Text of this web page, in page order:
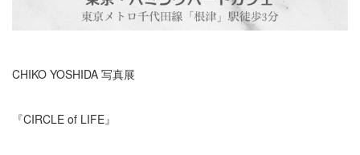
CHIKO YOSHIDA 写真展
『CIRCLE of LIFE』